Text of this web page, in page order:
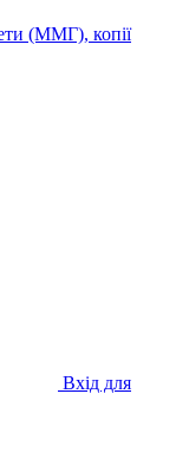
(ММГ), копії
Вхід для